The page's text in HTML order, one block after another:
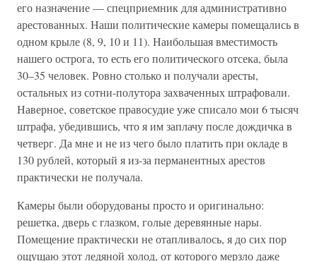
его назначение — спецприемник для административно
арестованных. Наши политические камеры помещались в
одном крыле (8, 9, 10 и 11). Наибольшая вместимость
нашего острога, то есть его политического отсека, была
30–35 человек. Ровно столько и получали аресты,
остальных из сотни-полутора захваченных штрафовали.
Наверное, советское правосудие уже списало мои 6 тысяч
штрафа, убедившись, что я им заплачу после дождичка в
четверг. Да мне и не из чего было платить при окладе в
130 рублей, который я из-за перманентных арестов
практически не получала.
Камеры были оборудованы просто и оригинально:
решетка, дверь с глазком, голые деревянные нары.
Помещение практически не отапливалось, я до сих пор
ощущаю этот ледяной холод, от которого мерзло даже